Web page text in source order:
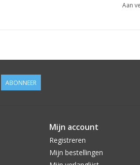
Aan
ABONNEER
Mijn account
Registreren
Mijn bestellingen